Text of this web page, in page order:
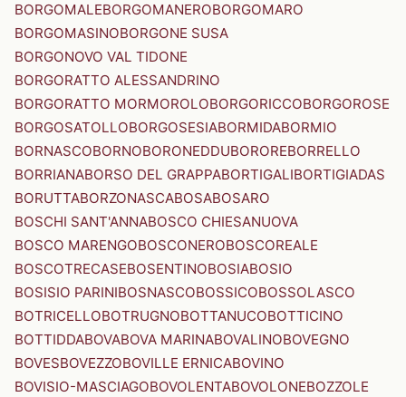
BORGOMALEBORGOMANEROBORGOMARO
BORGOMASINOBORGONE SUSA
BORGONOVO VAL TIDONE
BORGORATTO ALESSANDRINO
BORGORATTO MORMOROLOBORGORICCOBORGOROSE
BORGOSATOLLOBORGOSESIABORMIDABORMIO
BORNASCOBORNOBORONEDDUBOROREBORRELLO
BORRIANABORSO DEL GRAPPABORTIGALIBORTIGIADAS
BORUTTABORZONASCABOSABOSARO
BOSCHI SANT'ANNABOSCO CHIESANUOVA
BOSCO MARENGOBOSCONEROBOSCOREALE
BOSCOTRECASEBOSENTINOBOSIABOSIO
BOSISIO PARINIBOSNASCOBOSSICOBOSSOLASCO
BOTRICELLOBOTRUGNOBOTTANUCOBOTTICINO
BOTTIDDABOVABOVA MARINABOVALINOBOVEGNO
BOVESBOVEZZOBOVILLE ERNICABOVINO
BOVISIO-MASCIAGOBOVOLENTABOVOLONEBOZZOLE